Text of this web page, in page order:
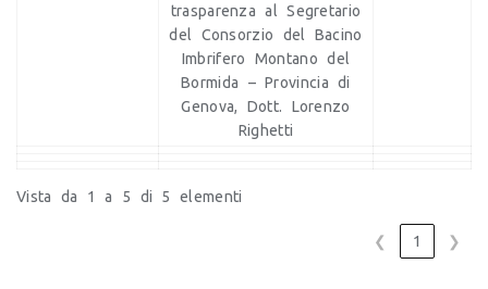
trasparenza al Segretario
del Consorzio del Bacino
Imbrifero Montano del
Bormida – Provincia di
Genova, Dott. Lorenzo
Righetti
Vista da 1 a 5 di 5 elementi
❮ 1 ❯